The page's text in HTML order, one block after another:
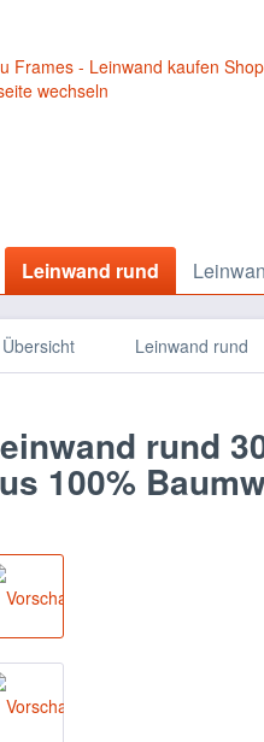
Leinwand rund
Übersicht Leinwand rund
rund
100%